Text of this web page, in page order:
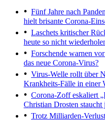
Fünf Jahre nach
hielt brisante Corona-
Laschets kritischer
heute so nicht
Forschende warnen
das neue Corona-Virus?
Virus-Welle rollt über
Krankheits-Fälle in einer
Corona-Zoff eskaliert
Christian Drosten
Trotz Milliarden-Verlust